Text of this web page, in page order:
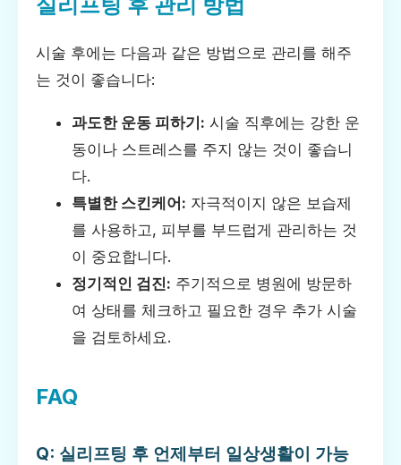
시술 후에는 다음과 같은 방법으로 관리를 해주
는 것이 좋습니다:
과도한 운동 피하기: 시술 직후에는 강한 운
동이나 스트레스를 주지 않는 것이 좋습니
다.
특별한 스킨케어: 자극적이지 않은 보습제
를 사용하고, 피부를 부드럽게 관리하는 것
이 중요합니다.
정기적인 검진: 주기적으로 병원에 방문하
여 상태를 체크하고 필요한 경우 추가 시술
을 검토하세요.
FAQ
Q: 실리프팅 후 언제부터 일상생활이 가능